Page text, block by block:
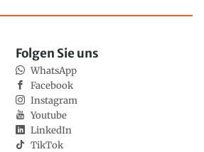
Folgen Sie uns
WhatsApp
Facebook
Instagram
Youtube
LinkedIn
TikTok